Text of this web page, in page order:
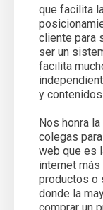
que facilita
cliente para
ser un
facilita
y contenidos.
Nos honra
colegas
web que es
internet
productos o
donde la